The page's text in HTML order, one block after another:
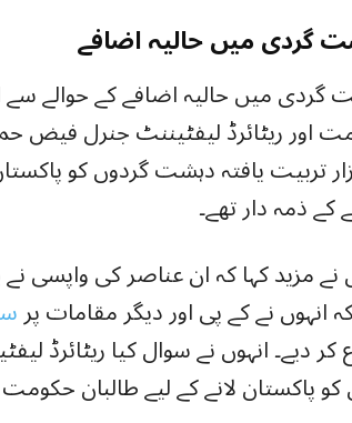
گردی میں حالیہ اضافے
گردی میں حالیہ اضافے کے حوالے سے
اور ریٹائرڈ لیفٹیننٹ جنرل فیض
ہزار تربیت یافتہ دہشت گردوں کو
کے ذمہ دار تھے۔
نے مزید کہا کہ ان عناصر کی واپسی
انہوں نے کے پی اور دیگر مقامات پر
کر دیے۔ انہوں نے سوال کیا ریٹائرڈ
کو پاکستان لانے کے لیے طالبان